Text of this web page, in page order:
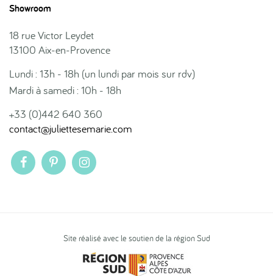
Showroom
18 rue Victor Leydet
13100 Aix-en-Provence
Lundi : 13h - 18h (un lundi par mois sur rdv)
Mardi à samedi : 10h - 18h
+33 (0)442 640 360
contact@juliettesemarie.com
Site réalisé avec le soutien de la région Sud